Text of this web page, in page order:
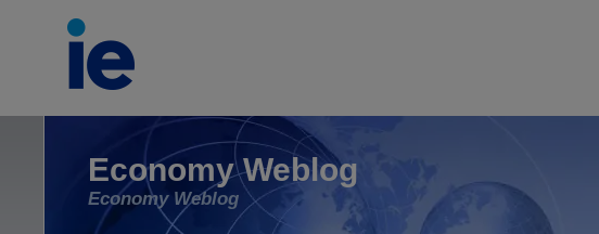
Economy Weblog
Economy Weblog